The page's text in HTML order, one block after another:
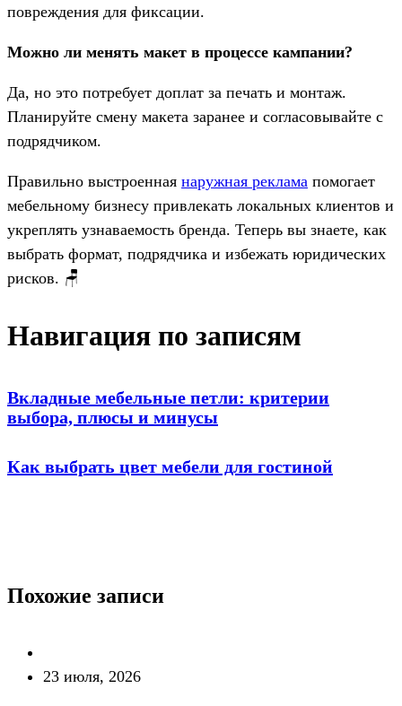
повреждения для фиксации.
Можно ли менять макет в процессе кампании?
Да, но это потребует доплат за печать и монтаж.
Планируйте смену макета заранее и согласовывайте с
подрядчиком.
Правильно выстроенная наружная реклама помогает
мебельному бизнесу привлекать локальных клиентов и
укреплять узнаваемость бренда. Теперь вы знаете, как
выбрать формат, подрядчика и избежать юридических
рисков. 🪑
Навигация по записям
Вкладные мебельные петли: критерии
выбора, плюсы и минусы
Как выбрать цвет мебели для гостиной
Похожие записи
23 июля, 2026